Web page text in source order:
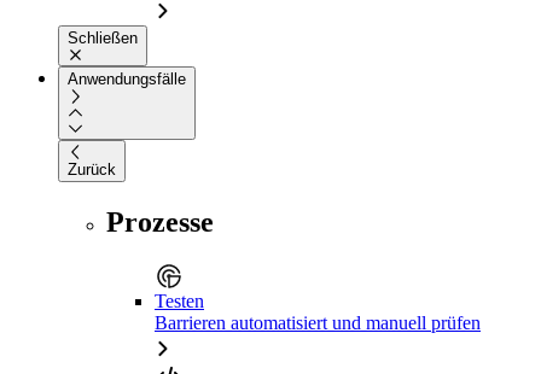
Schließen
Anwendungsfälle
Zurück
Prozesse
Testen
Barrieren automatisiert und manuell prüfen